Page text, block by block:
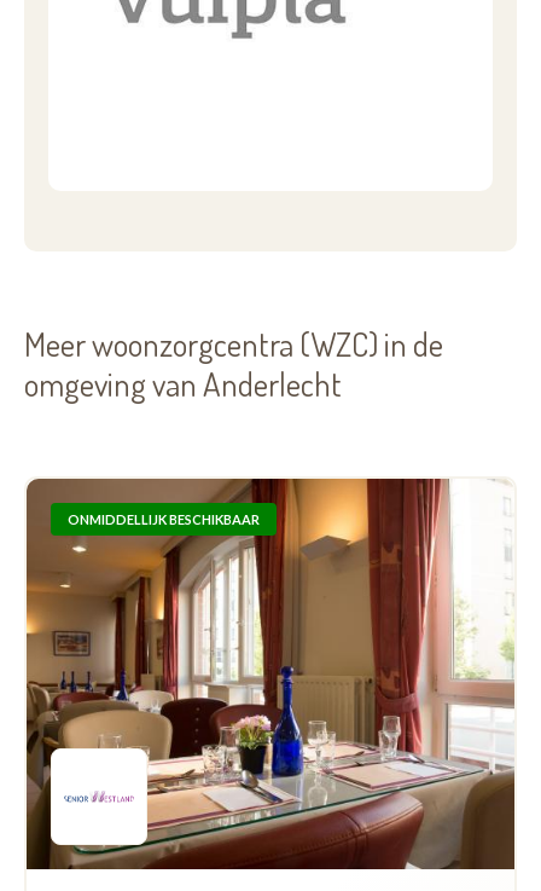
Meer woonzorgcentra (WZC) in de
omgeving van Anderlecht
ONMIDDELLIJK BESCHIKBAAR